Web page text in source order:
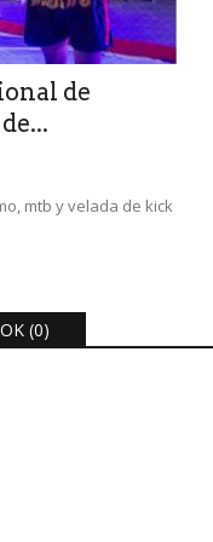
de
mtb y velada de kick
(0)